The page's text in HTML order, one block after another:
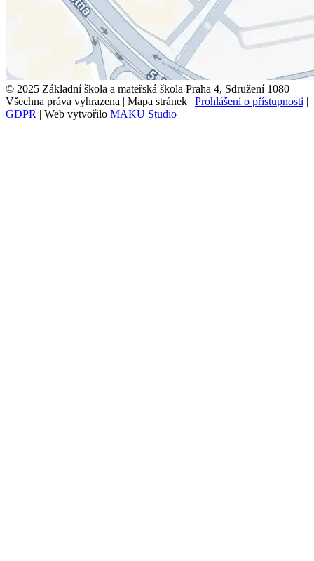
© 2025 Základní škola a mateřská škola Praha 4, Sdružení 1080 –
Všechna práva vyhrazena | Mapa stránek | Prohlášení o přístupnosti |
GDPR | Web vytvořilo MAKU Studio